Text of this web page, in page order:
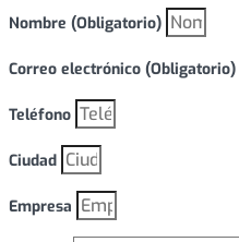
Nombre (Obligatorio)
Correo electrónico (Obligatorio)
Teléfono
Ciudad
Empresa